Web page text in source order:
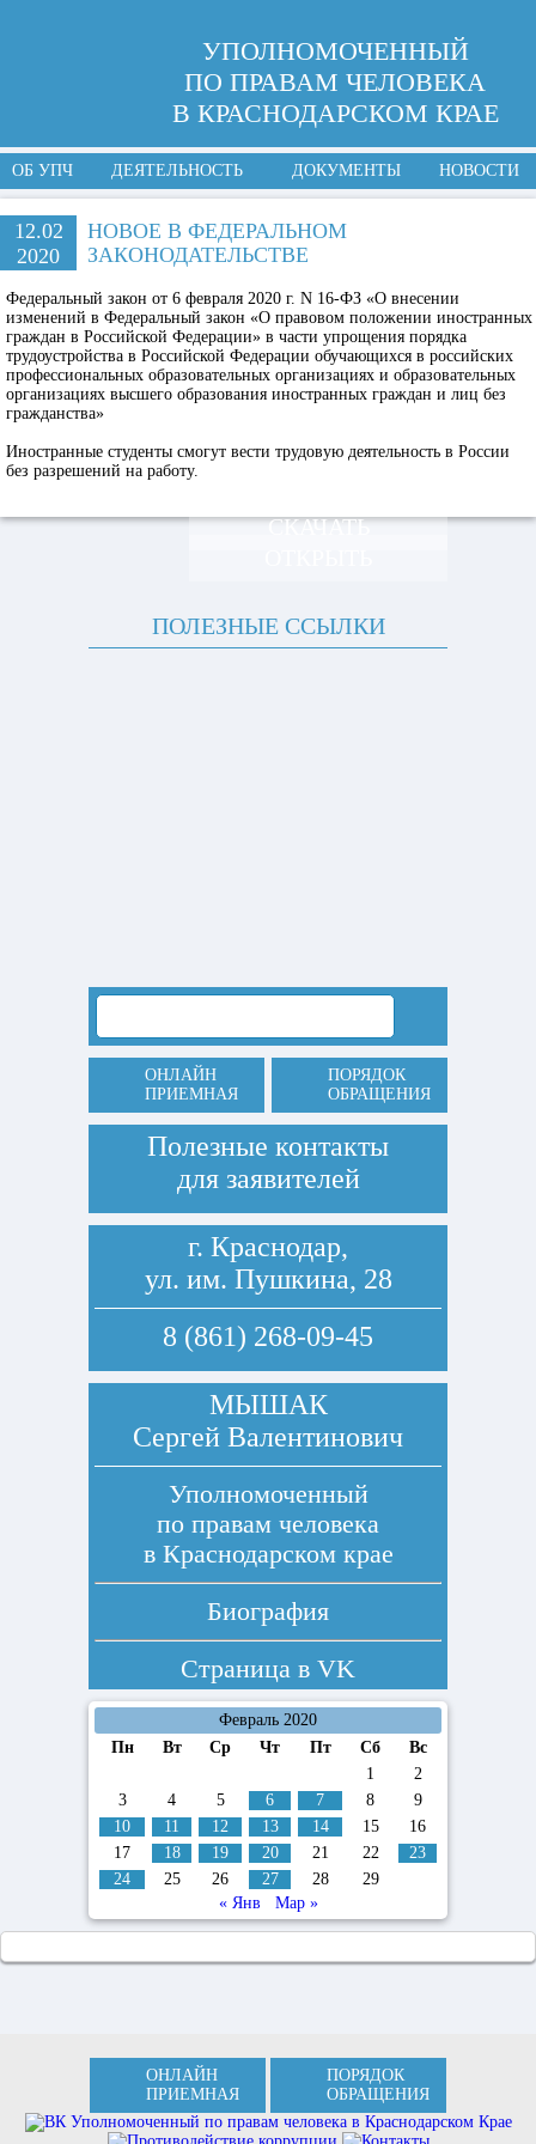
УПОЛНОМОЧЕННЫЙ
ПО ПРАВАМ ЧЕЛОВЕКА
В КРАСНОДАРСКОМ КРАЕ
ОБ УПЧ ДЕЯТЕЛЬНОСТЬ ДОКУМЕНТЫ НОВОСТИ
12.02
2020
НОВОЕ В ФЕДЕРАЛЬНОМ
ЗАКОНОДАТЕЛЬСТВЕ
Федеральный закон от 6 февраля 2020 г. N 16-ФЗ «О внесении
изменений в Федеральный закон «О правовом положении иностранных
граждан в Российской Федерации» в части упрощения порядка
трудоустройства в Российской Федерации обучающихся в российских
профессиональных образовательных организациях и образовательных
организациях высшего образования иностранных граждан и лиц без
гражданства»
Иностранные студенты смогут вести трудовую деятельность в России
без разрешений на работу.
СКАЧАТЬ
ПОЛЕЗНЫЕ ССЫЛКИ
ОНЛАЙН
ПРИЕМНАЯ
ПОРЯДОК
ОБРАЩЕНИЯ
Полезные контакты
для заявителей
г. Краснодар,
ул. им. Пушкина, 28
8 (861) 268-09-45
МЫШАК
Сергей Валентинович
Уполномоченный
по правам человека
в Краснодарском крае
Биография
Страница в VK
Февраль 2020
Пн
Вт Ср Чт Пт Сб
Вс
1
2
3
4 5 6 7 8
9
10
11 12 13 14 15
16
17
18 19 20 21 22
23
24
25 26 27 28
29
« Янв
Мар »
ОНЛАЙН
ПРИЕМНАЯ
ПОРЯДОК
ОБРАЩЕНИЯ